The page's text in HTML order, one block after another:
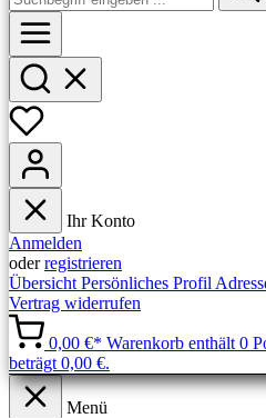
Ihr Konto
Anmelden
oderregistrieren
Übersicht Persönliches Profil
Vertrag widerrufen
0,00 €* Warenkorb enthält 0
beträgt 0,00 €.
Menü